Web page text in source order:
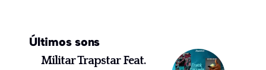
Últimos sons
Militar Trapstar Feat.